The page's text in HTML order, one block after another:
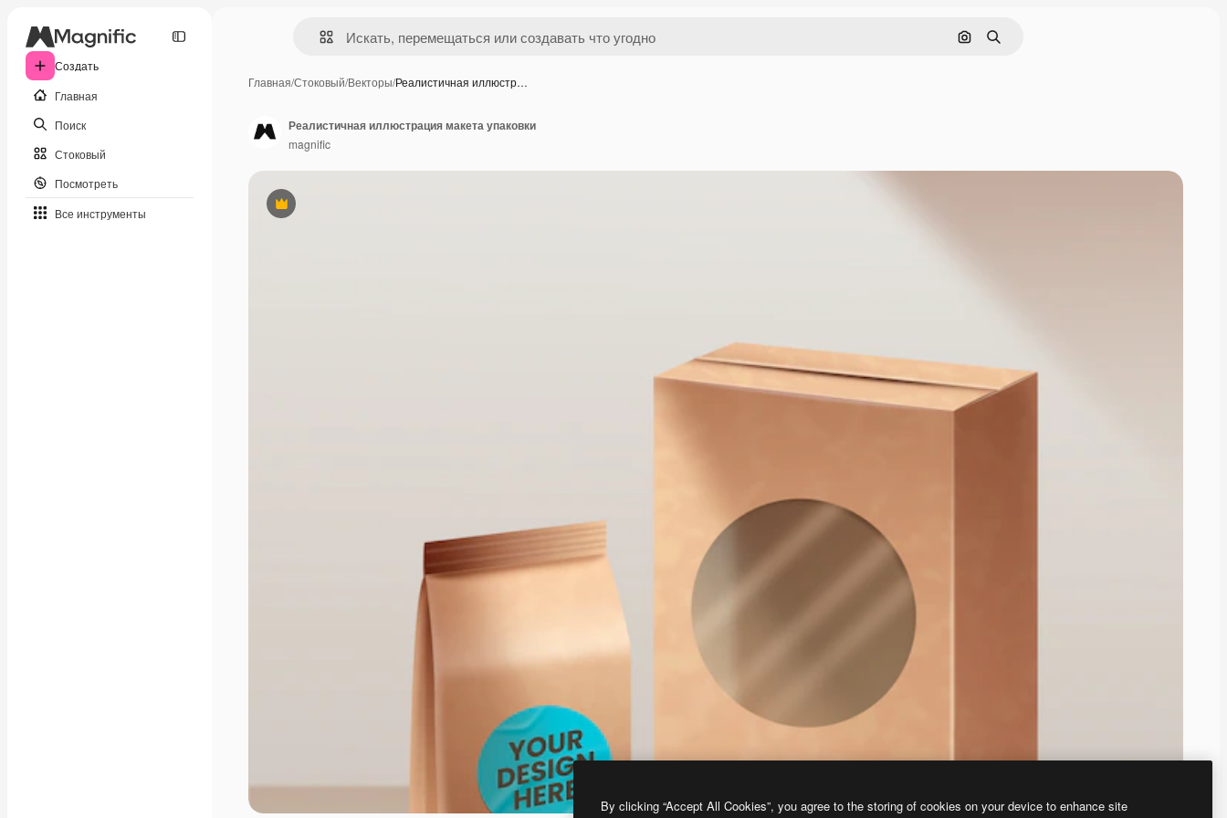
Создать
Главная
Поиск
Стоковый
Посмотреть
Все инструменты
Поиск по изображению
Поиск
Главная/Стоковый/Векторы/Реалистичная иллюстр…
Премиум
Реалистичная иллюстрация макета упаковки
magnific
By clicking “Accept All Cookies”, you agree to the storing of cookies on your device to enhance site